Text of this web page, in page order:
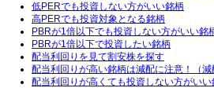
低PERでも投資しない方がいい銘柄
高PERでも投資対象となる銘柄
PBRが1倍以下でも投資しない方がいい銘
PBRが1倍以下で投資したい銘柄
配当利回りを見て割安株を探す
配当利回りが高い銘柄は減配に注意！（減
配当利回りが高くても投資しない方がいい